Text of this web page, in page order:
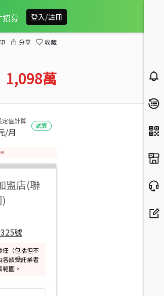
招募 登入/註冊
分享 收藏
1,098萬
定值計算
/月
試算
盟店(聯
號
任（包括但不
各該受託業者
圍。